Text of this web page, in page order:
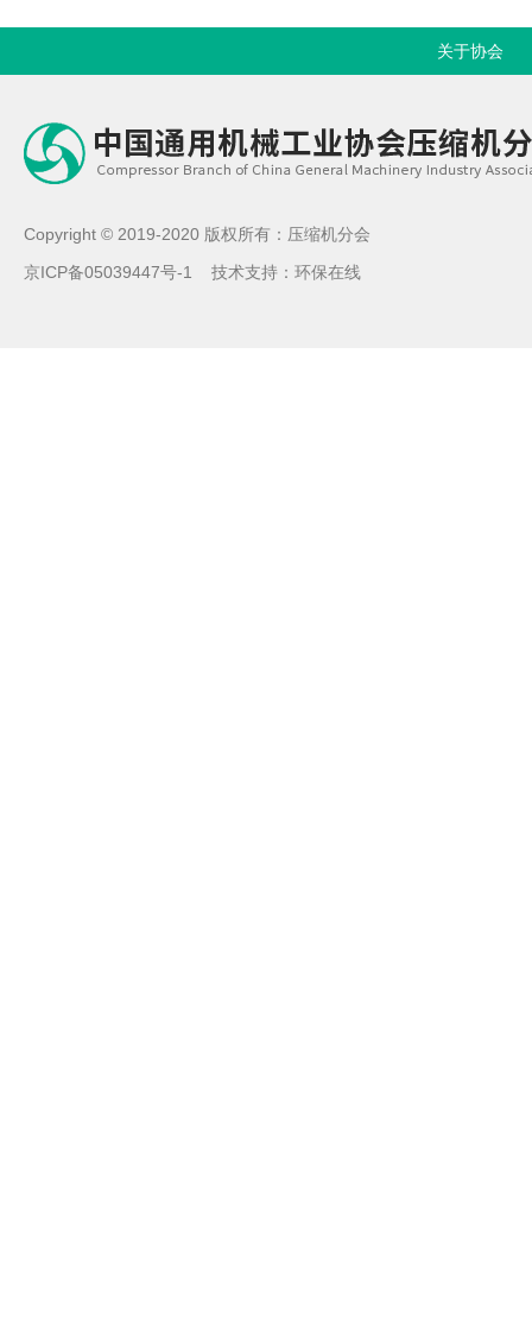
关于协会
Copyright © 2019-2020 版权所有：压缩机分会
京ICP备05039447号-1
技术支持： 环保在线